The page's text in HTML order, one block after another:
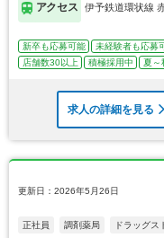
アクセス 伊予鉄道環状線
新卒も応募可能 未経験者も応募
店舗数30以上
積極採用中 夏～
求人の詳細を見る
更新日：2026年5月26日
正社員 調剤薬局 ドラッグス